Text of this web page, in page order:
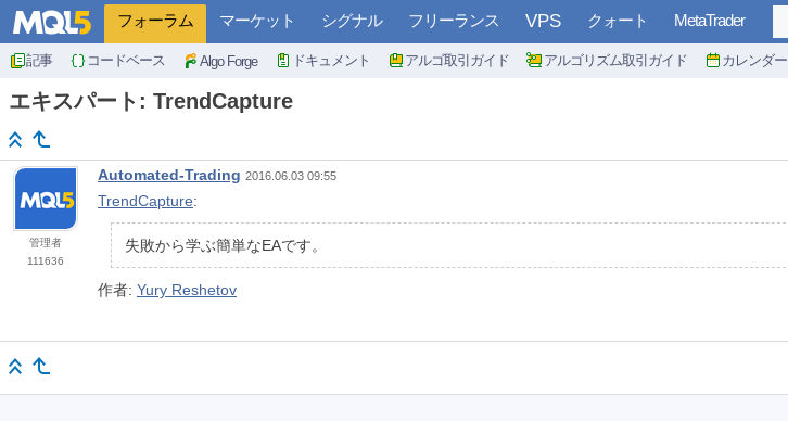
フォーラム マーケット シグナル フリーランス VPS クォート MetaTrader
記事 コードベース Algo Forge ドキュメント アルゴ取引ガイド アルゴリズム取引ガイド カレンダー
エキスパート: TrendCapture
管理者
111636
Automated-Trading 2016.06.03 09:55
TrendCapture:
失敗から学ぶ簡単なEAです。
作者: Yury Reshetov